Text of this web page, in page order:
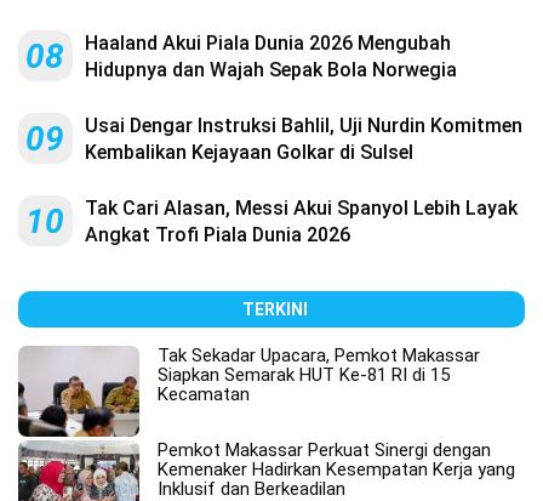
08
Haaland Akui Piala Dunia 2026 Mengubah
Hidupnya dan Wajah Sepak Bola Norwegia
09
Usai Dengar Instruksi Bahlil, Uji Nurdin Komitmen
Kembalikan Kejayaan Golkar di Sulsel
10
Tak Cari Alasan, Messi Akui Spanyol Lebih Layak
Angkat Trofi Piala Dunia 2026
TERKINI
Tak Sekadar Upacara, Pemkot Makassar
Siapkan Semarak HUT Ke-81 RI di 15
Kecamatan
Pemkot Makassar Perkuat Sinergi dengan
Kemenaker Hadirkan Kesempatan Kerja yang
Inklusif dan Berkeadilan